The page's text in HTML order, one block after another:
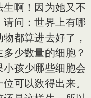
啊！因为她又不
问：世界上有哪
都算进去好了，
少数量的细胞？
孩少哪些细胞会
可以数得出来。